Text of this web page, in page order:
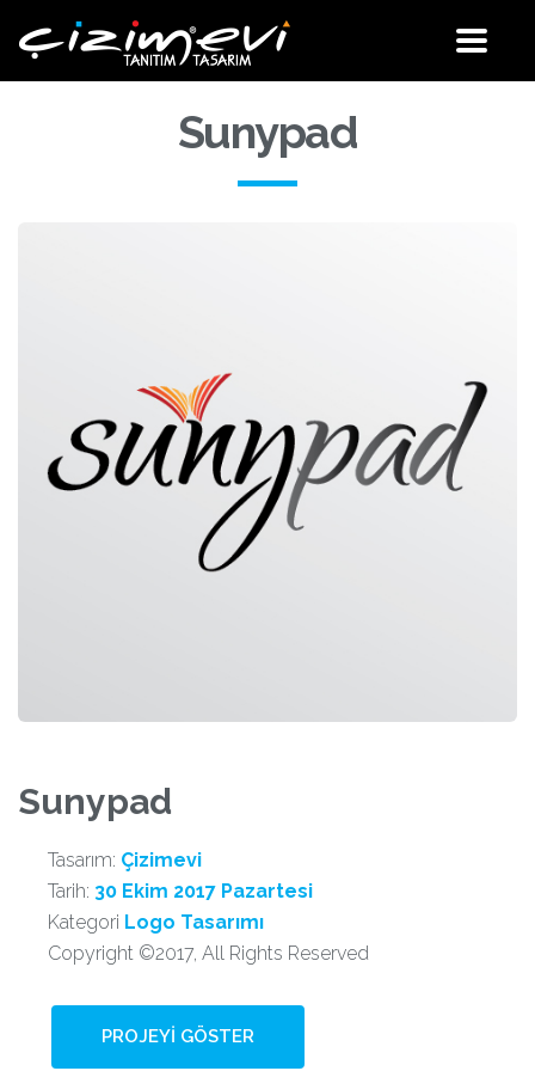
Site
Sunypad
Sunypad
Tasarım: Çizimevi
Tarih: 30 Ekim 2017 Pazartesi
Kategori Logo Tasarımı
Copyright ©2017, All Rights Reserved
PROJEYI GÖSTER